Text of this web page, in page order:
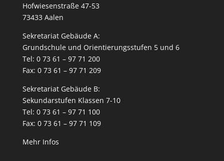
Hofwiesenstraße 47-53
73433 Aalen
Sekretariat Gebäude A:
Grundschule und Orientierungsstufen 5 und 6
Tel: 0 73 61 – 97 71 200
Fax: 0 73 61 – 97 71 209
Sekretariat Gebäude B:
Sekundarstufen Klassen 7-10
Tel: 0 73 61 – 97 71 100
Fax: 0 73 61 – 97 71 109
Mehr Infos